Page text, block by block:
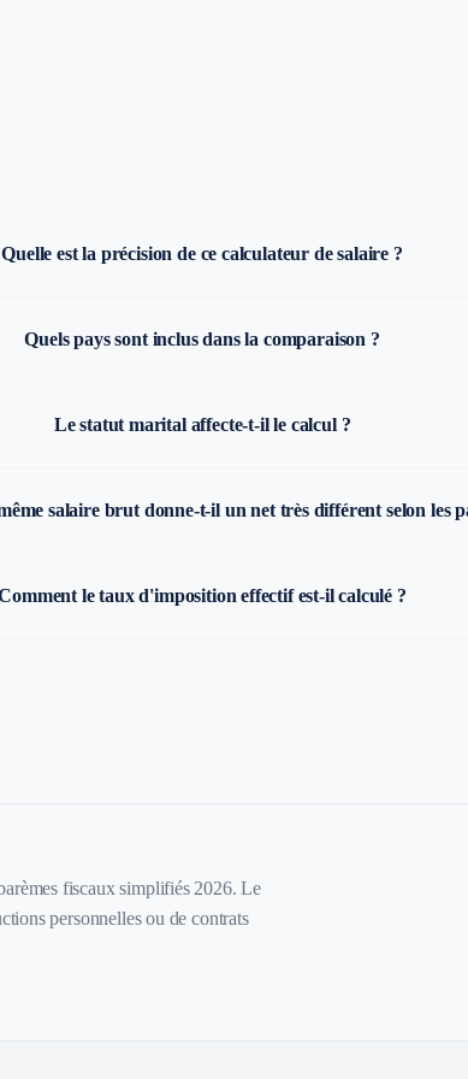
Quelle est la précision de ce calculateur de salaire ?
Quels pays sont inclus dans la comparaison ?
Le statut marital affecte-t-il le calcul ?
salaire brut donne-t-il un net très différent selon les
le taux d'imposition effectif est-il calculé ?
fiscaux simplifiés 2026. Le
personnelles ou de contrats